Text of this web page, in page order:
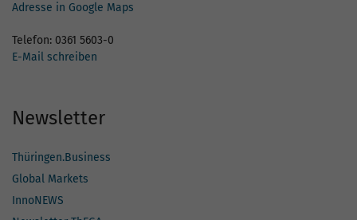
Adresse in Google Maps
Telefon: 0361 5603-0
E-Mail schreiben
Newsletter
Thüringen.Business
Global Markets
InnoNEWS